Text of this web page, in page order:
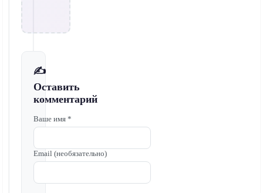
✍️
Оставить
комментарий
Ваше имя *
Email (необязательно)